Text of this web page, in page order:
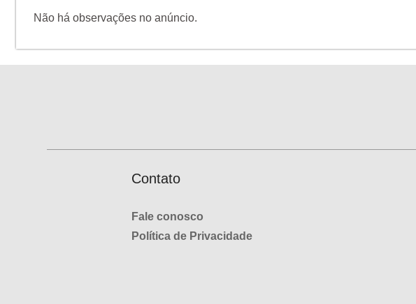
Não há observações no anúncio.
Contato
Fale conosco
Política de Privacidade